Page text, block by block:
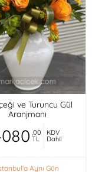
ve Turuncu Gül
Aranjmanı
,00
TL
KDV
Dahil
Aynı Gün